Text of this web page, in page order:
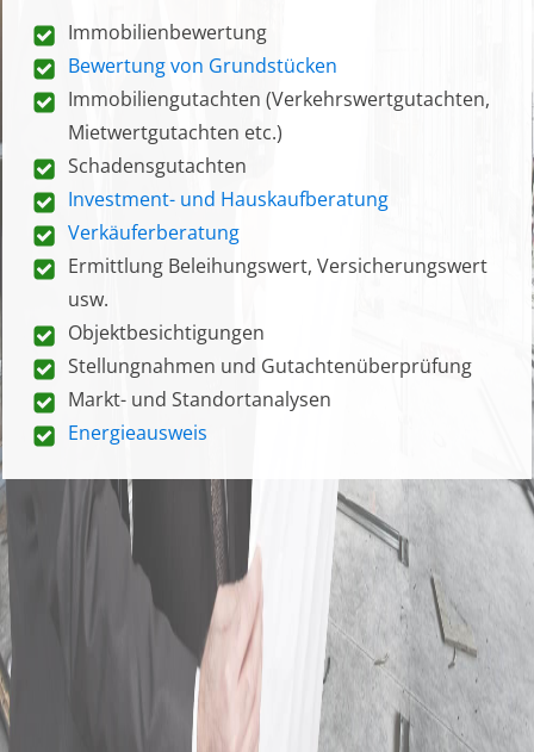
Immobilienbewertung
Bewertung von Grundstücken
Immobiliengutachten (Verkehrswertgutachten,
Mietwertgutachten etc.)
Schadensgutachten
Investment- und Hauskaufberatung
Verkäuferberatung
Ermittlung Beleihungswert, Versicherungswert
usw.
Objektbesichtigungen
Stellungnahmen und Gutachtenüberprüfung
Markt- und Standortanalysen
Energieausweis